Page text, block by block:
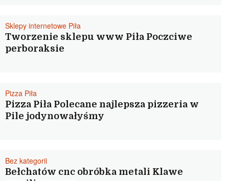
Sklepy internetowe Piła
Tworzenie sklepu www Piła Poczciwe
perboraksie
Pizza Piła
Pizza Piła Polecane najlepsza pizzeria w
Pile jodynowałyśmy
Bez kategorii
Bełchatów cnc obróbka metali Klawe